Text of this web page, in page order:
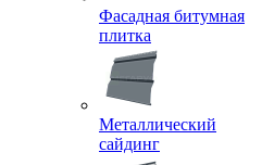
Фасадная битумная
плитка
Металлический
сайдинг